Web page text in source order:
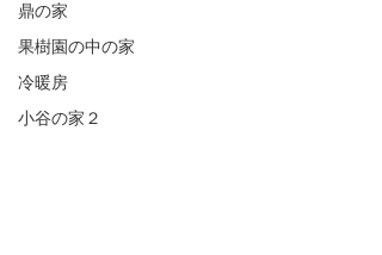
鼎の家
果樹園の中の家
冷暖房
小谷の家２